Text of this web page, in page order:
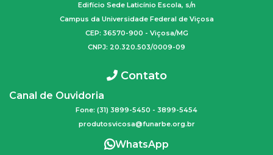
Edifício Sede Laticínio Escola, s/n
Campus da Universidade Federal de Viçosa
CEP: 36570-900 - Viçosa/MG
CNPJ: 20.320.503/0009-09
Contato
Canal de Ouvidoria
Fone: (31) 3899-5450 - 3899-5454
produtosvicosa@funarbe.org.br
WhatsApp